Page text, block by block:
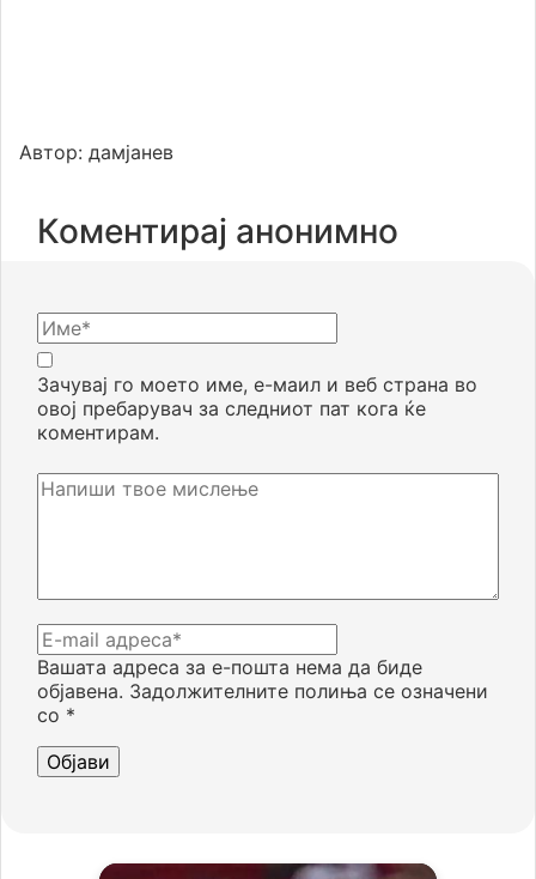
Автор: дамјанев
Коментирај анонимно
Вашата адреса за е-пошта нема да биде
објавена. Задолжителните полиња се означени
со *
Зачувај го моето име, е-маил и веб страна во
овој пребарувач за следниот пат кога ќе
коментирам.